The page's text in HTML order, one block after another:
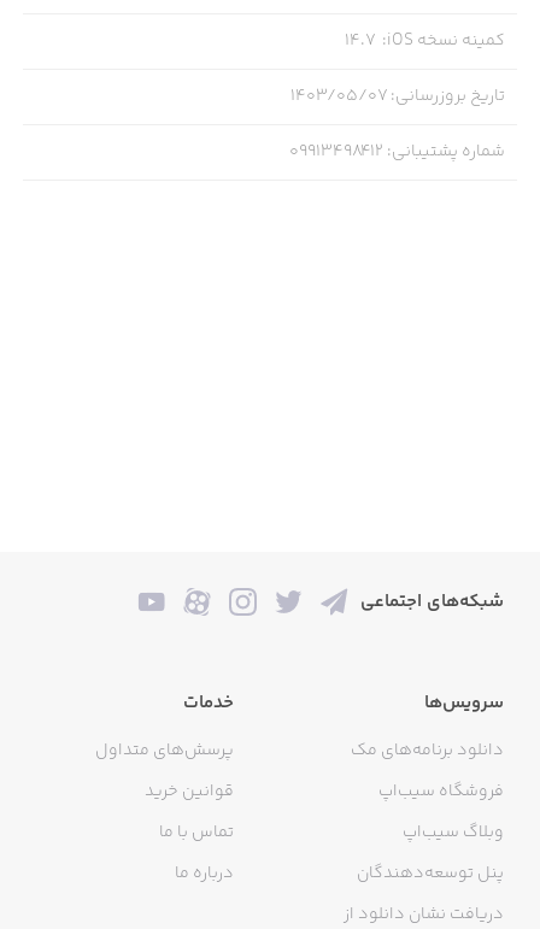
• عذاب دروغگویان در آخرت
• قیافه انسان‌ها در قیامت
کمینه نسخه iOS :
14.7
تاریخ بروزرسانی:۱۴۰۳/۰۵/۰۷
شماره پشتیبانی:
09913498412
شبکه‌های اجتماعی
سرویس‌ها
دانلود برنامه‌های مک
فروشگاه سیب‌اپ
وبلاگ سیب‌اپ
پنل توسعه‌دهندگان
دریافت نشان دانلود از
خدمات
پرسش‌های متداول
قوانین خرید
تماس با ما
درباره ما